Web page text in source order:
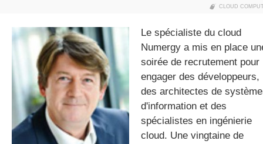
Inscription
CLOUD
Le spécialiste du cloud
Numergy a mis en place
soirée de recrutement pour
engager des développeurs,
des architectes de
d'information et des
spécialistes en ingénierie
cloud. Une vingtaine de